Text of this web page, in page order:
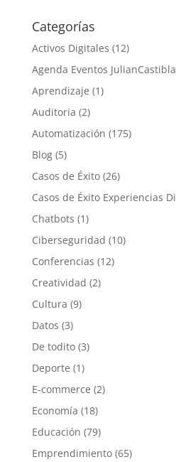
Categorías
Activos Digitales (12)
Agenda Eventos
Aprendizaje (1)
Auditoria (2)
Automatización (175)
Blog(5)
Casos de Éxito(26)
Casos de Éxito Experiencias
Chatbots (1)
Ciberseguridad (10)
Conferencias (12)
Creatividad (2)
Cultura (9)
Datos (3)
De todito(3)
Deporte (1)
E-commerce (2)
Economía (18)
Educación (79)
Emprendimiento(65)